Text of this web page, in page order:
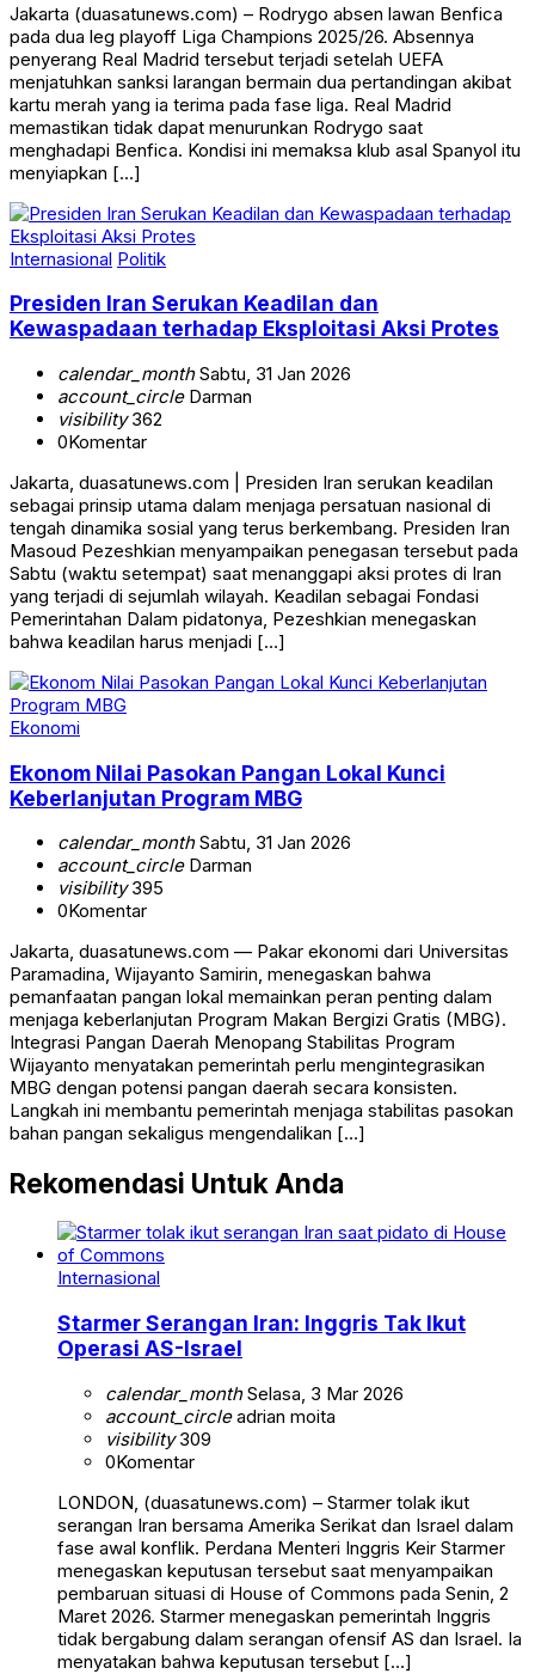
Jakarta (duasatunews.com) – Rodrygo absen lawan Benfica
pada dua leg playoff Liga Champions 2025/26. Absennya
penyerang Real Madrid tersebut terjadi setelah UEFA
menjatuhkan sanksi larangan bermain dua pertandingan akibat
kartu merah yang ia terima pada fase liga. Real Madrid
memastikan tidak dapat menurunkan Rodrygo saat
menghadapi Benfica. Kondisi ini memaksa klub asal Spanyol itu
menyiapkan […]
Internasional Politik
Presiden Iran Serukan Keadilan dan
Kewaspadaan terhadap Eksploitasi Aksi Protes
calendar_monthSabtu, 31 Jan 2026
account_circleDarman
visibility362
0Komentar
Jakarta, duasatunews.com | Presiden Iran serukan keadilan
sebagai prinsip utama dalam menjaga persatuan nasional di
tengah dinamika sosial yang terus berkembang. Presiden Iran
Masoud Pezeshkian menyampaikan penegasan tersebut pada
Sabtu (waktu setempat) saat menanggapi aksi protes di Iran
yang terjadi di sejumlah wilayah. Keadilan sebagai Fondasi
Pemerintahan Dalam pidatonya, Pezeshkian menegaskan
bahwa keadilan harus menjadi […]
Ekonomi
Ekonom Nilai Pasokan Pangan Lokal Kunci
Keberlanjutan Program MBG
calendar_monthSabtu, 31 Jan 2026
account_circleDarman
visibility395
0Komentar
Jakarta, duasatunews.com — Pakar ekonomi dari Universitas
Paramadina, Wijayanto Samirin, menegaskan bahwa
pemanfaatan pangan lokal memainkan peran penting dalam
menjaga keberlanjutan Program Makan Bergizi Gratis (MBG).
Integrasi Pangan Daerah Menopang Stabilitas Program
Wijayanto menyatakan pemerintah perlu mengintegrasikan
MBG dengan potensi pangan daerah secara konsisten.
Langkah ini membantu pemerintah menjaga stabilitas pasokan
bahan pangan sekaligus mengendalikan […]
Rekomendasi Untuk Anda
Internasional
Starmer Serangan Iran: Inggris Tak Ikut
Operasi AS-Israel
calendar_monthSelasa, 3 Mar 2026
account_circleadrian moita
visibility309
0Komentar
LONDON, (duasatunews.com) – Starmer tolak ikut
serangan Iran bersama Amerika Serikat dan Israel dalam
fase awal konflik. Perdana Menteri Inggris Keir Starmer
menegaskan keputusan tersebut saat menyampaikan
pembaruan situasi di House of Commons pada Senin, 2
Maret 2026. Starmer menegaskan pemerintah Inggris
tidak bergabung dalam serangan ofensif AS dan Israel. Ia
menyatakan bahwa keputusan tersebut […]